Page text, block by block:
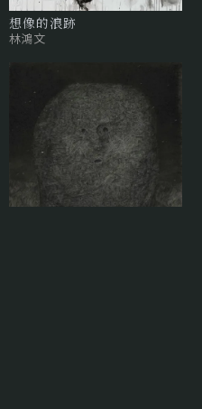
想像的浪跡
林鴻文